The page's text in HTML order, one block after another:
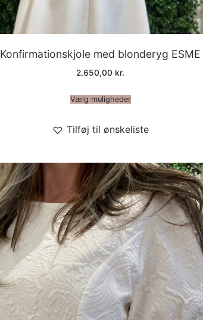
Konfirmationskjole med blonderyg ESME
2.650,00 kr.
Vælg muligheder
Tilføj til ønskeliste